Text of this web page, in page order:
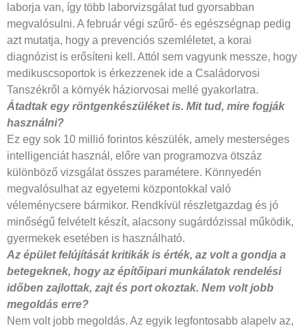
laborja van, így több laborvizsgálat tud gyorsabban
megvalósulni. A február végi szűrő- és egészségnap pedig
azt mutatja, hogy a prevenciós szemléletet, a korai
diagnózist is erősíteni kell. Attól sem vagyunk messze, hogy
medikuscsoportok is érkezzenek ide a Családorvosi
Tanszékről a környék háziorvosai mellé gyakorlatra.
Átadtak egy röntgenkészüléket is. Mit tud, mire fogják
használni?
Ez egy sok 10 millió forintos készülék, amely mesterséges
intelligenciát használ, előre van programozva ötszáz
különböző vizsgálat összes paramétere. Könnyedén
megvalósulhat az egyetemi központokkal való
véleménycsere bármikor. Rendkívül részletgazdag és jó
minőségű felvételt készít, alacsony sugárdózissal működik,
gyermekek esetében is használható.
Az épület felújítását kritikák is érték, az volt a gondja a
betegeknek, hogy az építőipari munkálatok rendelési
időben zajlottak, zajt és port okoztak. Nem volt jobb
megoldás erre?
Nem volt jobb megoldás. Az egyik legfontosabb alapelv az,